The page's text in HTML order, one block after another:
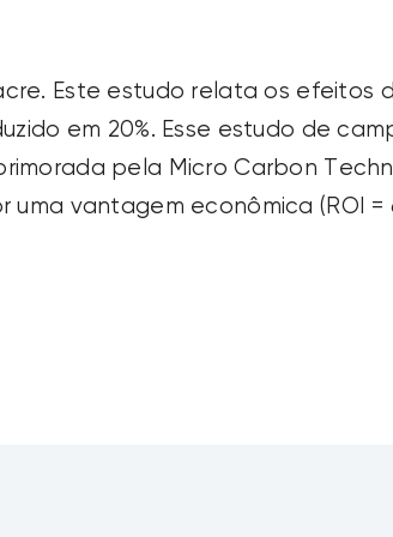
Este estudo relata os efeitos
em 20%. Esse estudo de
pela Micro Carbon
vantagem econômica (ROI =